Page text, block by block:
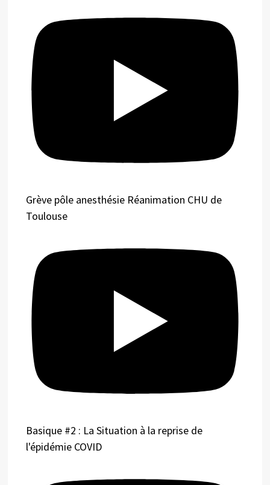
Grève pôle anesthésie Réanimation CHU de
Toulouse
Basique #2 : La Situation à la reprise de
l'épidémie COVID